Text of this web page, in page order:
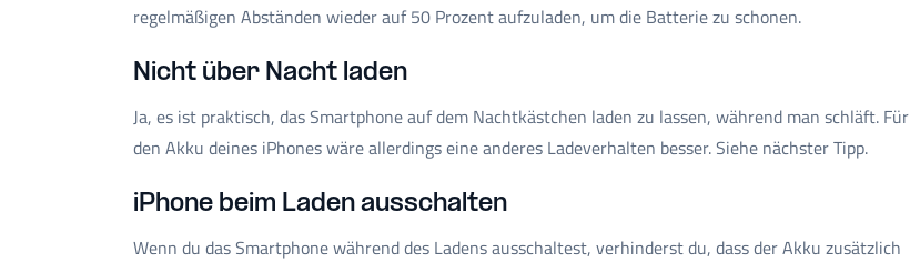
regelmäßigen Abständen wieder auf 50 Prozent aufzuladen, um die Batterie zu schonen.
Nicht über Nacht laden
Ja, es ist praktisch, das Smartphone auf dem Nachtkästchen laden zu lassen, während man schläft. Für
den Akku deines iPhones wäre allerdings eine anderes Ladeverhalten besser. Siehe nächster Tipp.
iPhone beim Laden ausschalten
Wenn du das Smartphone während des Ladens ausschaltest, verhinderst du, dass der Akku zusätzlich